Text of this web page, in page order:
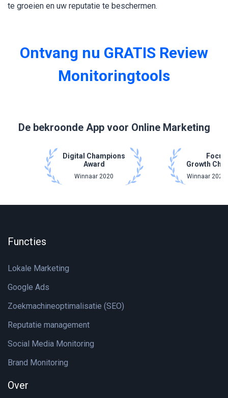
te groeien en uw reputatie te beschermen.
Ontvang nu GRATIS Review
Monitoringtools
De bekroonde App voor Online Marketing
Digital Champions
Award
Winnaar 2020
Focus
Growth
Winnaar 2021
Functies
Lokale Marketing
Google Ads
Zoekmachineoptimalisatie (SEO)
Reputatie management
Social Media Monitoring
Brand Monitoring
Over